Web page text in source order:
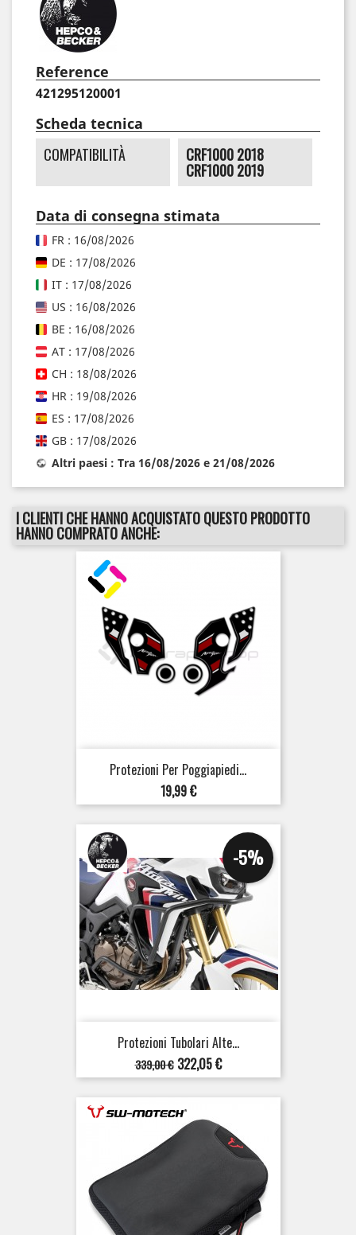
Reference
421295120001
Scheda tecnica
COMPATIBILITÀ CRF1000 2018
CRF1000 2019
Data di consegna stimata
FR : 16/08/2026
DE : 17/08/2026
IT : 17/08/2026
US : 16/08/2026
BE : 16/08/2026
AT : 17/08/2026
CH : 18/08/2026
HR : 19/08/2026
ES : 17/08/2026
GB : 17/08/2026
Altri paesi : Tra 16/08/2026 e 21/08/2026
I CLIENTI CHE HANNO ACQUISTATO QUESTO PRODOTTO
HANNO COMPRATO ANCHE:
Protezioni Per Poggiapiedi...
Prezzo
19,99 €
Protezioni Tubolari Alte...
Prezzo
base
339,00 €
-5%
Prezzo
322,05 €